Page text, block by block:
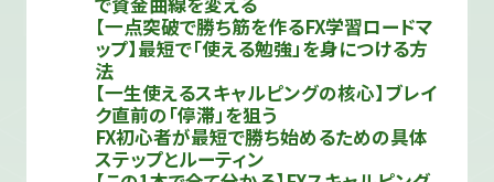
【一点突破で勝ち筋を作るFX学習ロードマ
ップ】最短で「使える勉強」を身につける方
法
【一生使えるスキャルピングの核心】ブレイ
ク直前の「停滞」を狙う
FX初心者が最短で勝ち始めるための具体
ステップとルーティン